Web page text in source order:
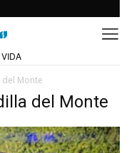
Monte
del Monte